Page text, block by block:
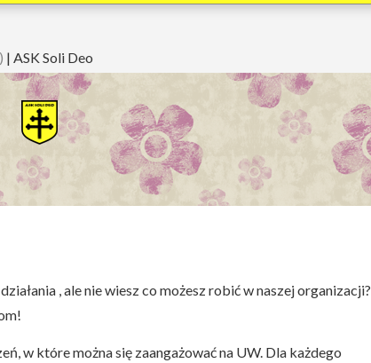
| ASK Soli Deo
, ale nie wiesz co możesz robić w naszej organizacji?
w które można się zaangażować na UW. Dla każdego